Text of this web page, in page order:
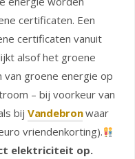
certificaten. Een
certificaten vanuit
alsof het groene
van groene energie op
– bij voorkeur van
bij Vandebronwaar
vriendenkorting).
elektriciteit op.